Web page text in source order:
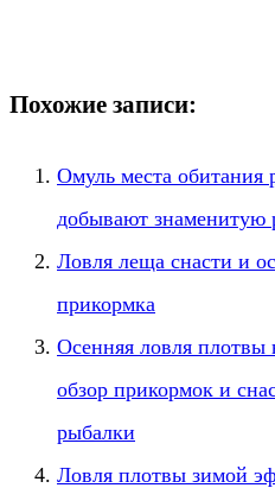
Похожие записи:
Омуль места обитания
добывают знаменитую
Ловля леща снасти и
прикормка
Осенняя ловля плотвы
обзор прикормок и
рыбалки
Ловля плотвы зимой